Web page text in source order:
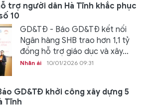
trợ người dân Hà Tĩnh khắc phục
10
GD&TĐ - Báo GD&TĐ kết nối
Ngân hàng SHB trao hơn 1,1 tỷ
đồng hỗ trợ giáo dục và xây...
Nhân ái 10/01/2026 09:31
GD&TĐ khởi công xây dựng 5
Tĩnh